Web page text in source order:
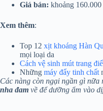
Giá bán: khoảng
Xem thêm:
Top 12 xịt khoáng Hàn
mọi loại da
Cách vệ sinh mút trang
Những máy đẩy tinh chất
Các nàng còn ngại ngần gì
nha đam về để dưỡng ẩm vào